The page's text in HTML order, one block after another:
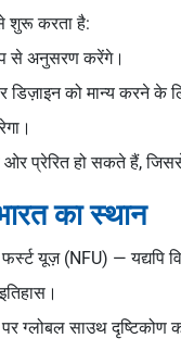
शुरू करता है:
से अनुसरण करेंगे।
डिज़ाइन को मान्य करने के
ओर प्रेरित हो सकते हैं,
का स्थान
फर्स्ट यूज़ (NFU) — यद्यपि
परग्लोबल साउथदृष्टिकोण